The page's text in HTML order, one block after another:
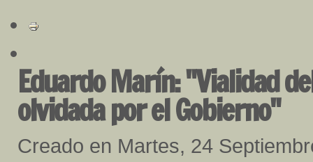
Eduardo Marín: "Vialidad
olvidada por el Gobierno"
Creado en Martes, 24